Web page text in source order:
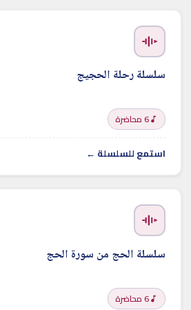
سلسلة رحلة الحجيج
6 محاضرة
استمع للسلسلة ←
سلسلة الحج من سورة الحج
6 محاضرة